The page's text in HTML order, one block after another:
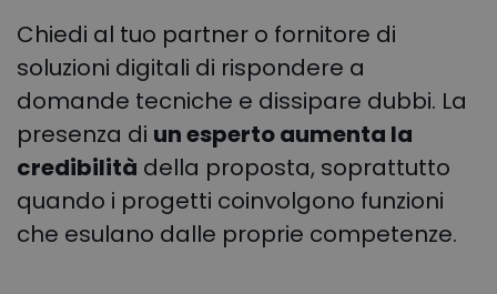
Chiedi al tuo partner o fornitore di
soluzioni digitali di rispondere a
domande tecniche e dissipare dubbi. La
presenza di un esperto aumenta la
credibilità della proposta, soprattutto
quando i progetti coinvolgono funzioni
che esulano dalle proprie competenze.